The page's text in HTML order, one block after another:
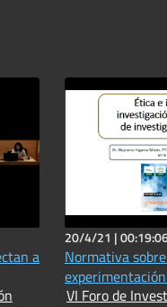
a
20/4/21 |
Normativa